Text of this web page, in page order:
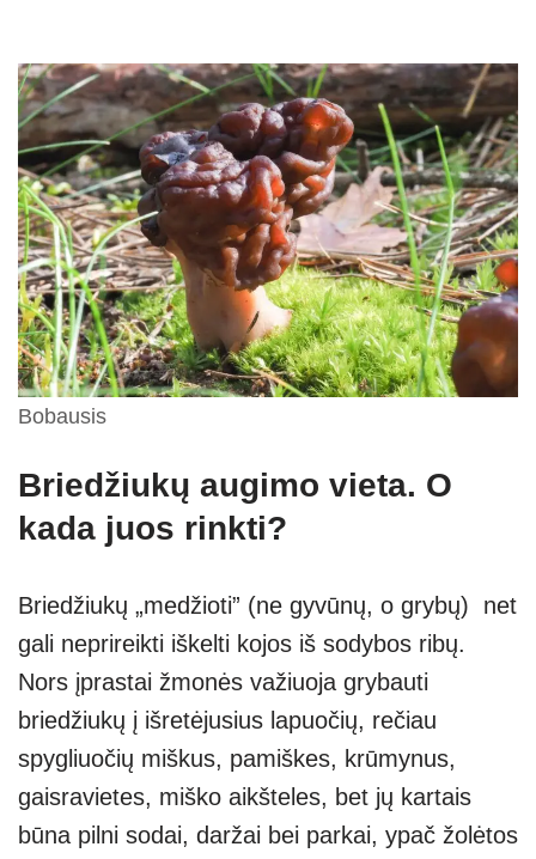
Bobausis
Briedžiukų augimo vieta. O
kada juos rinkti?
Briedžiukų „medžioti” (ne gyvūnų, o grybų) net
gali neprireikti iškelti kojos iš sodybos ribų.
Nors įprastai žmonės važiuoja grybauti
briedžiukų į išretėjusius lapuočių, rečiau
spygliuočių miškus, pamiškes, krūmynus,
gaisravietes, miško aikšteles, bet jų kartais
būna pilni sodai, daržai bei parkai, ypač žolėtos